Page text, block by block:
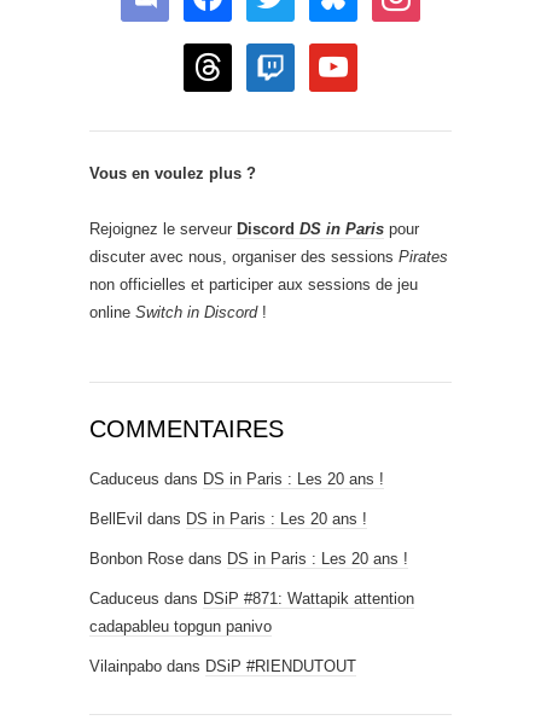
threads twitch youtube
Vous en voulez plus ?
Rejoignez le serveur Discord DS in Paris pour
discuter avec nous, organiser des sessions Pirates
non officielles et participer aux sessions de jeu
online Switch in Discord!
COMMENTAIRES
Caduceus dans DS in Paris : Les 20 ans !
BellEvil dans DS in Paris : Les 20 ans !
Bonbon Rose dans DS in Paris : Les 20 ans !
Caduceus dans DSiP #871: Wattapik attention
cadapableu topgun panivo
Vilainpabo dans DSiP #RIENDUTOUT